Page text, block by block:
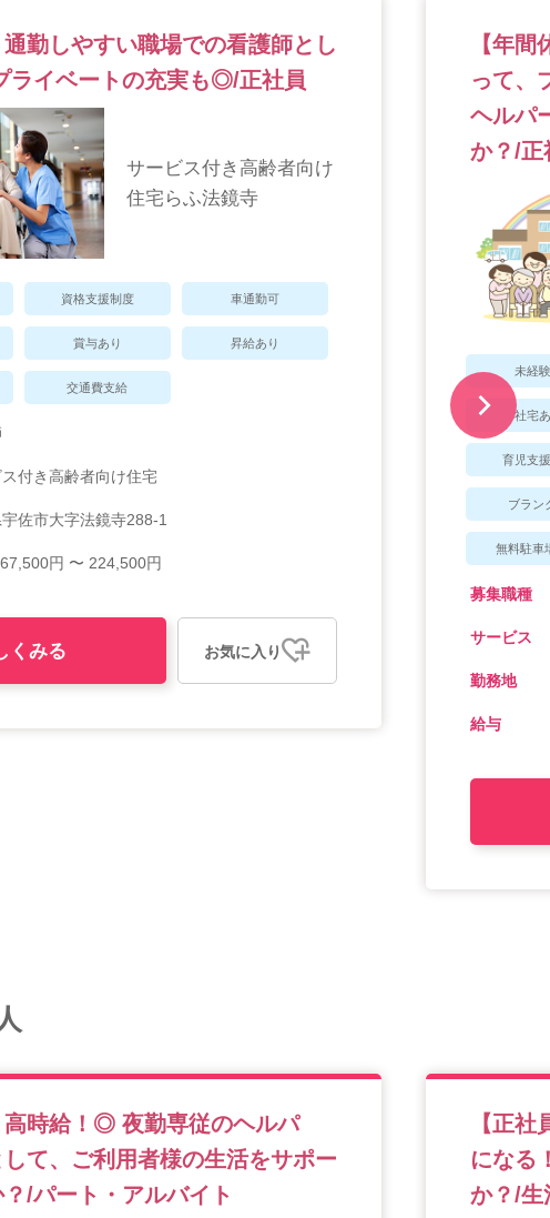
通勤しやすい職場での看護師とし
ライベートの充実も◎/正社員
サービス付き高齢者向け
住宅らふ法鏡寺
資格支援制度 車通勤可
賞与あり 昇給あり
交通費支給
付き高齢者向け住宅
佐市大字法鏡寺288-1
円 〜 224,500円
くみる お気に入り
【年
って、
ヘルパ
か？/正
未経
社宅
育児支
ブラン
無料駐車
募集職種
サービス
勤務地
給与
高時給！◎ 夜勤専従のヘルパ
て、ご利用者様の生活をサポー
？/パート・アルバイト
【正
になる
か？/生